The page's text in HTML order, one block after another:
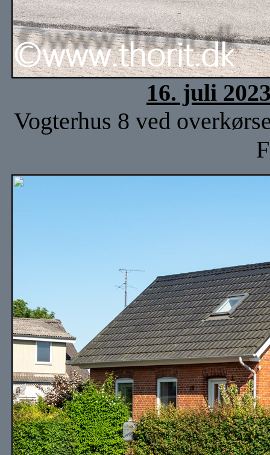
16. juli
Vogterhus 8 ved